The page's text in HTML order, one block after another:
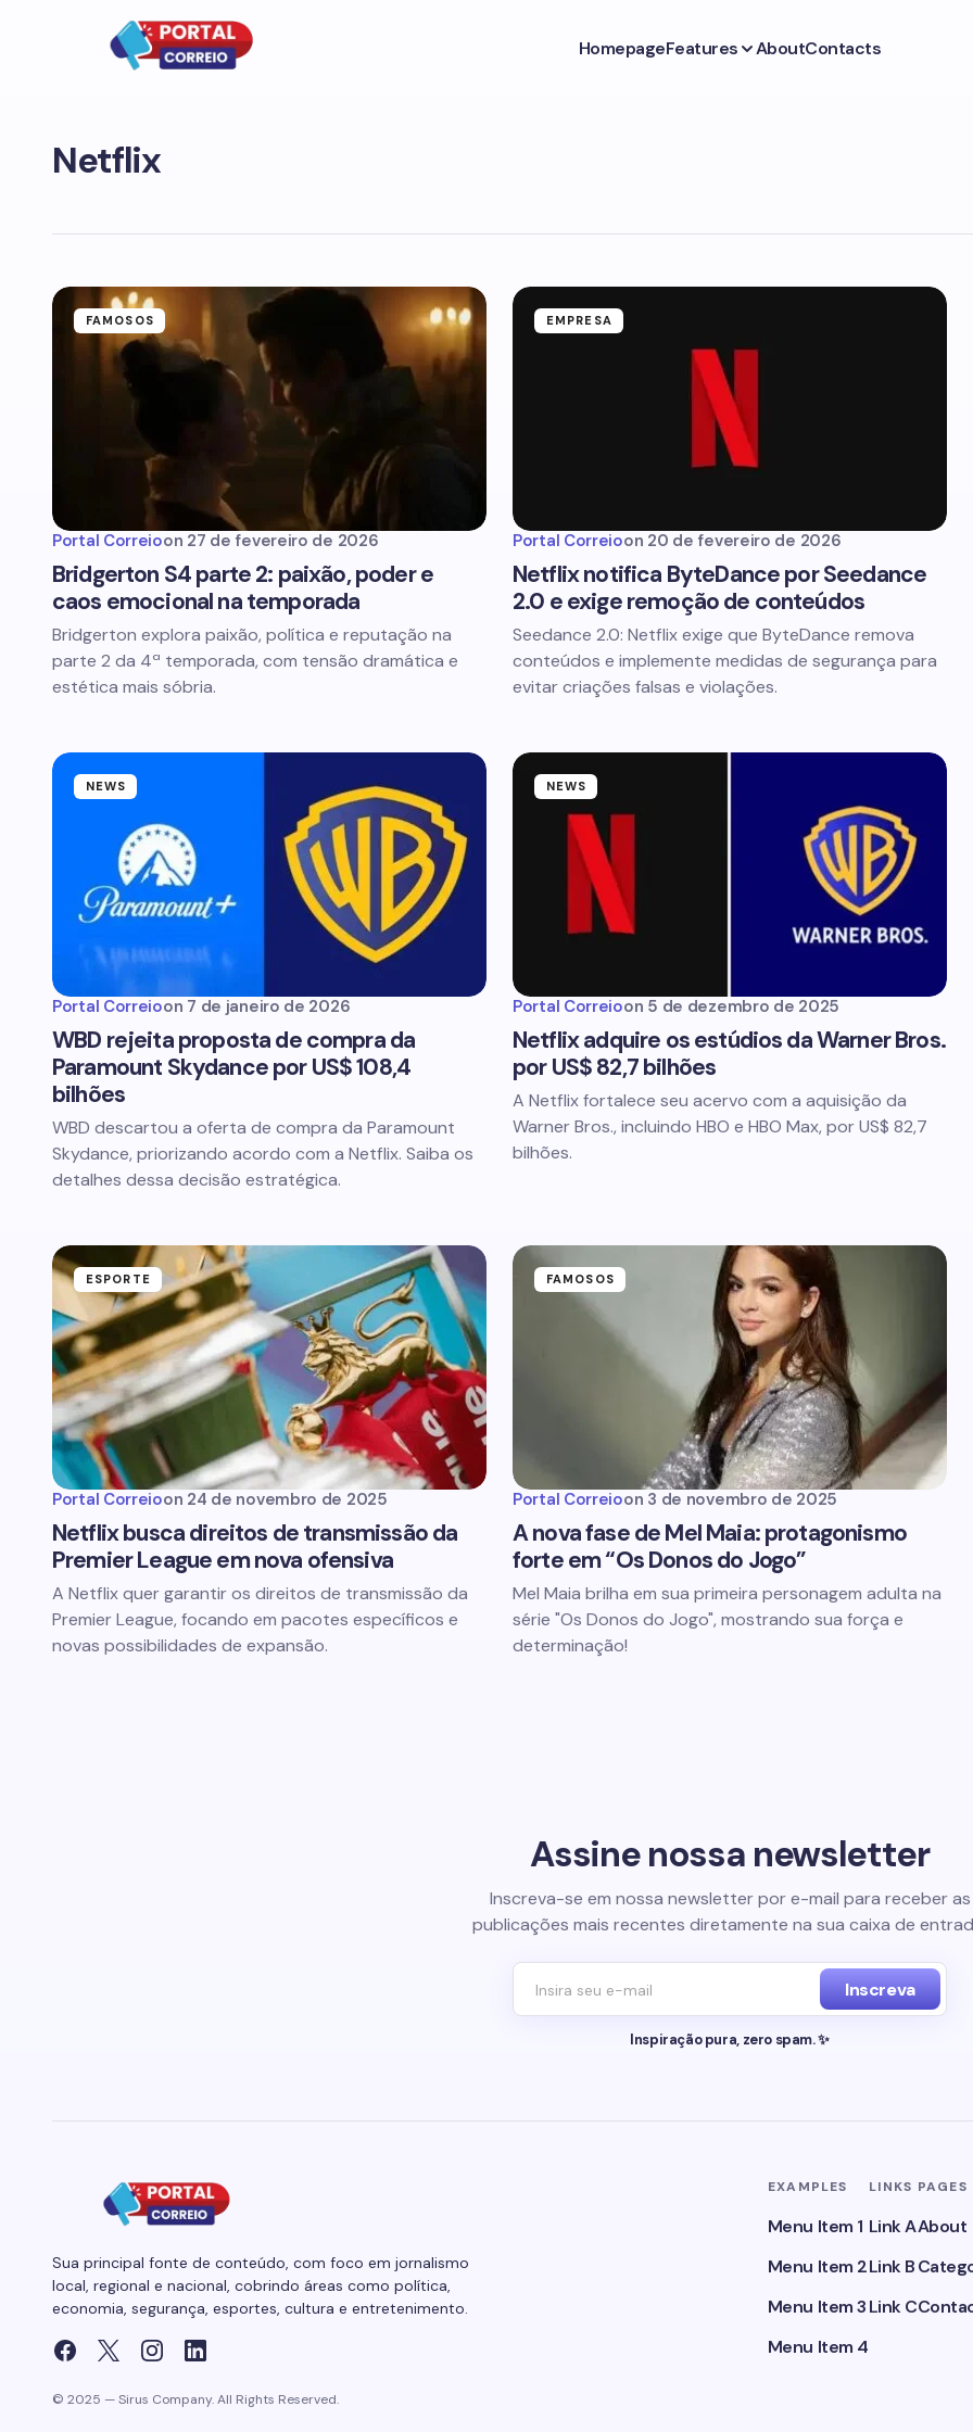
HomepageFeatures AboutContacts
Netflix
FAMOSOS
Portal Correioon 27 de fevereiro de 2026
Bridgerton S4 parte 2: paixão, poder e
caos emocional na temporada
Bridgerton explora paixão, política e reputação na
parte 2 da 4ª temporada, com tensão dramática e
estética mais sóbria.
EMPRESA
Portal Correioon 20 de fevereiro de 2026
Netflix notifica ByteDance por Seedance
2.0 e exige remoção de conteúdos
Seedance 2.0: Netflix exige que ByteDance remova
conteúdos e implemente medidas de segurança para
evitar criações falsas e violações.
NEWS
Portal Correioon 7 de janeiro de 2026
WBD rejeita proposta de compra da
Paramount Skydance por US$ 108,4
bilhões
WBD descartou a oferta de compra da Paramount
Skydance, priorizando acordo com a Netflix. Saiba os
detalhes dessa decisão estratégica.
NEWS
Portal Correioon 5 de dezembro de 2025
Netflix adquire os estúdios da Warner Bros.
por US$ 82,7 bilhões
A Netflix fortalece seu acervo com a aquisição da
Warner Bros., incluindo HBO e HBO Max, por US$ 82,7
bilhões.
ESPORTE
Portal Correioon 24 de novembro de 2025
Netflix busca direitos de transmissão da
Premier League em nova ofensiva
A Netflix quer garantir os direitos de transmissão da
Premier League, focando em pacotes específicos e
novas possibilidades de expansão.
FAMOSOS
Portal Correioon 3 de novembro de 2025
A nova fase de Mel Maia: protagonismo
forte em “Os Donos do Jogo”
Mel Maia brilha em sua primeira personagem adulta na
série "Os Donos do Jogo", mostrando sua força e
determinação!
Assine nossa newsletter
Inscreva-se em nossa newsletter por e-mail para receber as
publicações mais recentes diretamente na sua caixa de
Inscreva
Inspiração pura, zero spam. ✨
Sua principal fonte de conteúdo, com foco em jornalismo
local, regional e nacional, cobrindo áreas como política,
economia, segurança, esportes, cultura e entretenimento.
EXAMPLES
Menu Item 1
Menu Item 2
Menu Item 3
Menu Item 4
LINKS
Link A
Link B
Link C
PAGES
About
© 2025 — Sirus Company. All Rights Reserved.